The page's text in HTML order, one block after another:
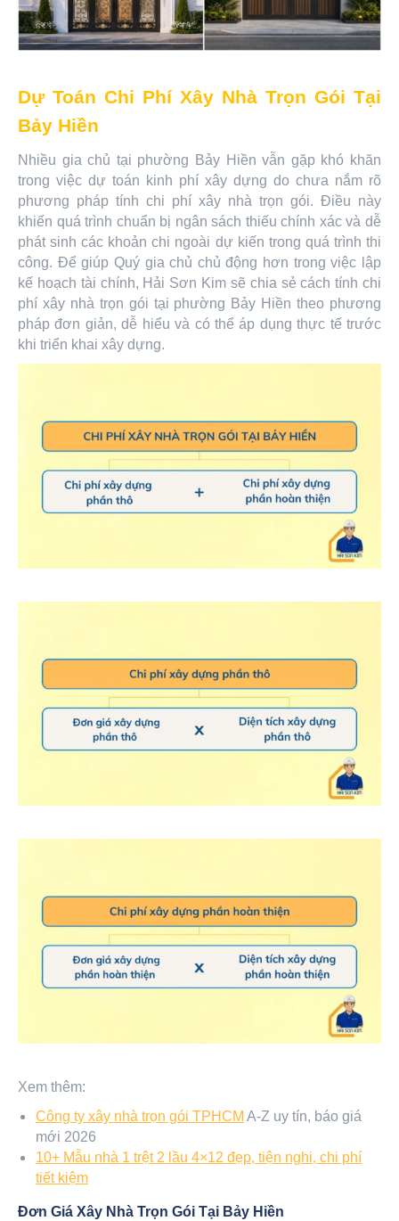
Dự Toán Chi Phí Xây Nhà Trọn Gói Tại
Bảy Hiền
Nhiều gia chủ tại phường Bảy Hiền vẫn gặp khó khăn
trong việc dự toán kinh phí xây dựng do chưa nắm rõ
phương pháp tính chi phí xây nhà trọn gói. Điều này
khiến quá trình chuẩn bị ngân sách thiếu chính xác và dễ
phát sinh các khoản chi ngoài dự kiến trong quá trình thi
công. Để giúp Quý gia chủ chủ động hơn trong việc lập
kế hoạch tài chính, Hải Sơn Kim sẽ chia sẻ cách tính chi
phí xây nhà trọn gói tại phường Bảy Hiền theo phương
pháp đơn giản, dễ hiểu và có thể áp dụng thực tế trước
khi triển khai xây dựng.
Xem thêm:
Công ty xây nhà trọn gói TPHCM A-Z uy tín, báo giá
mới 2026
10+ Mẫu nhà 1 trệt 2 lầu 4×12 đẹp, tiện nghi, chi phí
tiết kiệm
Đơn Giá Xây Nhà Trọn Gói Tại Bảy Hiền